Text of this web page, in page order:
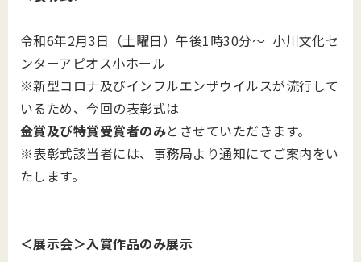
令和6年2月3日（土曜日）午後1時30分～ 小川文化セ
ンターアピオス小ホール
※新型コロナ及びインフルエンザウイルスが流行して
いるため、今回の表彰式は
金賞及び特賞受賞者のみとさせていただきます。
※表彰式該当者には、事務局より通知にてご案内をい
たします。
＜展示会＞入賞作品のみ展示